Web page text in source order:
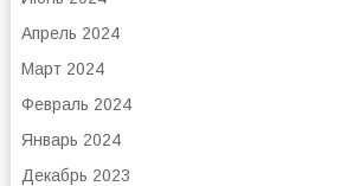
Апрель 2024
Март 2024
Февраль 2024
Январь 2024
Декабрь 2023